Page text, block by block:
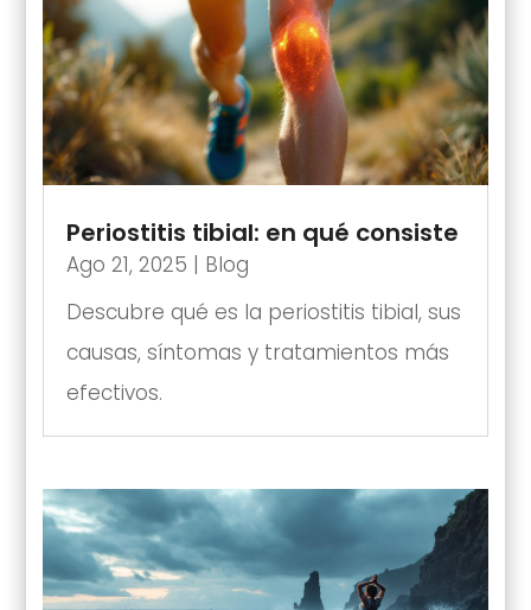
Periostitis tibial: en qué consiste
Ago 21, 2025 | Blog
Descubre qué es la periostitis tibial, sus
causas, síntomas y tratamientos más
efectivos.